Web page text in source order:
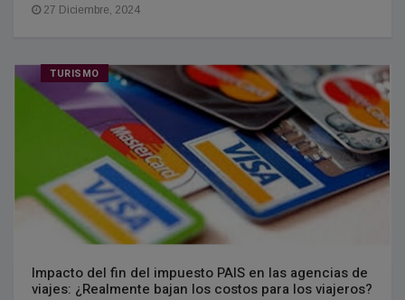
27 Diciembre, 2024
TURISMO
Impacto del fin del impuesto PAIS en las agencias de
viajes: ¿Realmente bajan los costos para los viajeros?